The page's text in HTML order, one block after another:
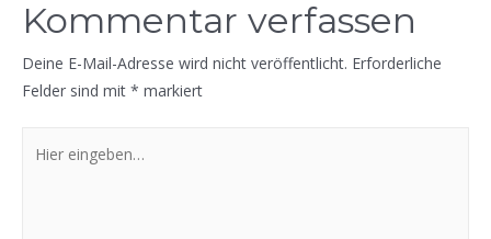
Kommentar verfassen
Deine E-Mail-Adresse wird nicht veröffentlicht. Erforderliche
Felder sind mit * markiert
eingeben…